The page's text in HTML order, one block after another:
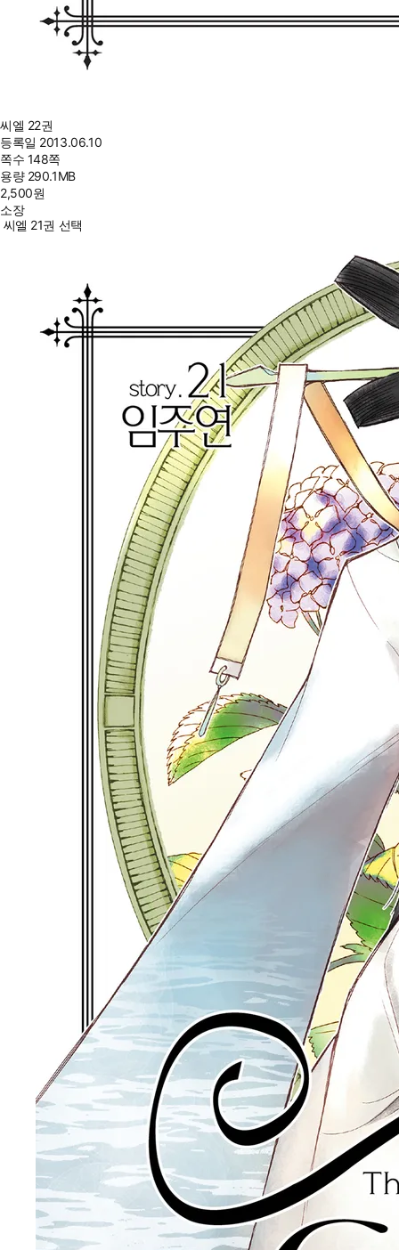
씨엘 22권
등록일 2013.06.10
쪽수 148쪽
용량 290.1MB
2,500원
소장
씨엘 21권 선택